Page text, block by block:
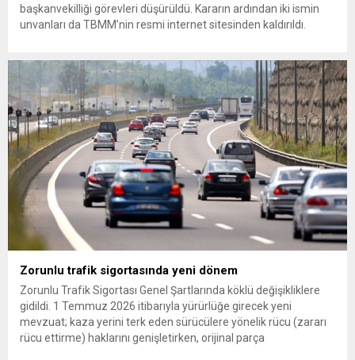
başkanvekilliği görevleri düşürüldü. Kararın ardından iki ismin
unvanları da TBMM’nin resmi internet sitesinden kaldırıldı.
çıkarma cezası uygulanmak üzere Yüksek Disiplin Kurulu’na
(YDK) sevk edilen ve partideki tüm görevlerinden...
Zorunlu trafik sigortasında yeni dönem
Zorunlu Trafik Sigortası Genel Şartlarında köklü değişikliklere
gidildi. 1 Temmuz 2026 itibarıyla yürürlüğe girecek yeni
mevzuat; kaza yerini terk eden sürücülere yönelik rücu (zararı
rücu ettirme) haklarını genişletirken, orijinal parça